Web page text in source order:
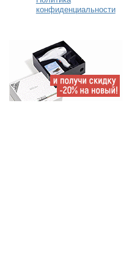
конфиденциальности